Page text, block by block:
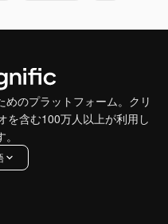
のプラットフォーム。クリ
を含む100万人以上が利用し